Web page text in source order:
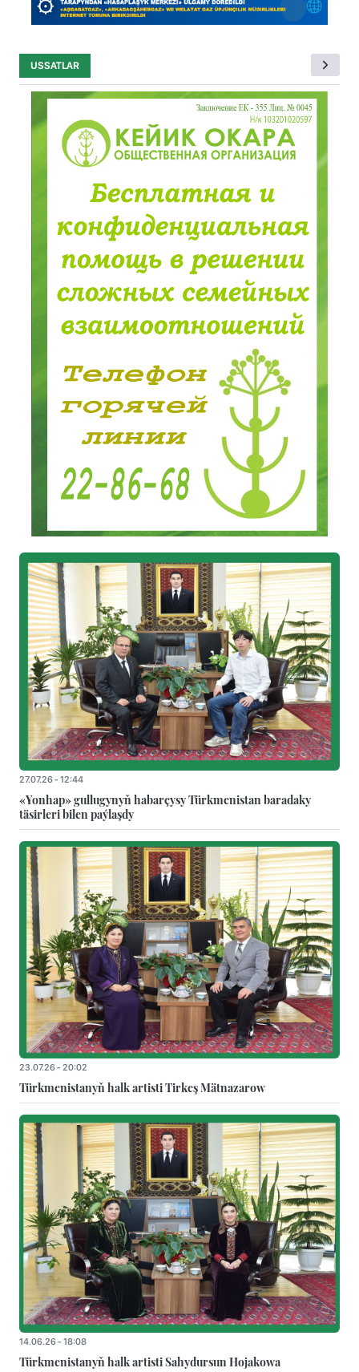
USSATLAR
27.07.26 - 12:44
«Yonhap» gullugynyň habarçysy Türkmenistan baradaky
täsirleri bilen paýlaşdy
23.07.26 - 20:02
Türkmenistanyň halk artisti Tirkeş Mätnazarow
14.06.26 - 18:08
Türkmenistanyň halk artisti Sahydursun Hojakowa